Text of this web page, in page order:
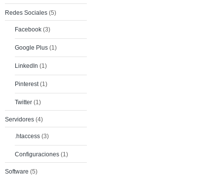
Redes Sociales (5)
Facebook (3)
Google Plus (1)
LinkedIn (1)
Pinterest (1)
Twitter (1)
Servidores (4)
.htaccess (3)
Configuraciones (1)
Software (5)